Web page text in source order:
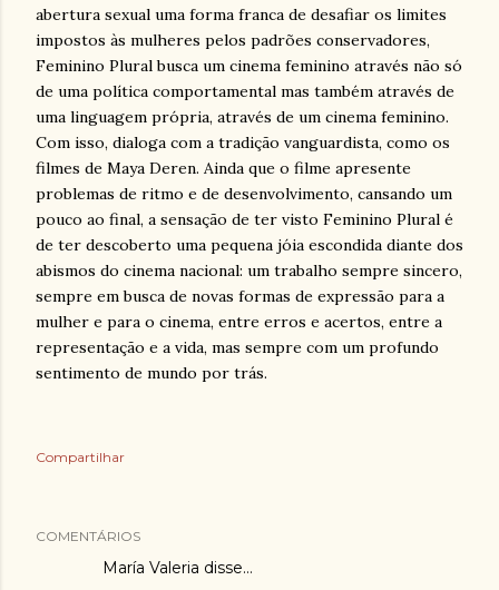
abertura sexual uma forma franca de desafiar os limites
impostos às mulheres pelos padrões conservadores,
Feminino Plural busca um cinema feminino através não só
de uma política comportamental mas também através de
uma linguagem própria, através de um cinema feminino.
Com isso, dialoga com a tradição vanguardista, como os
filmes de Maya Deren. Ainda que o filme apresente
problemas de ritmo e de desenvolvimento, cansando um
pouco ao final, a sensação de ter visto Feminino Plural é
de ter descoberto uma pequena jóia escondida diante dos
abismos do cinema nacional: um trabalho sempre sincero,
sempre em busca de novas formas de expressão para a
mulher e para o cinema, entre erros e acertos, entre a
representação e a vida, mas sempre com um profundo
sentimento de mundo por trás.
Compartilhar
COMENTÁRIOS
María Valeria disse…